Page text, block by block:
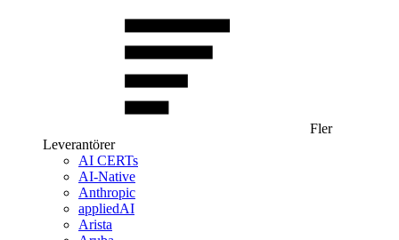
Fler
Leverantörer
AI CERTs
AI-Native
Anthropic
appliedAI
Arista